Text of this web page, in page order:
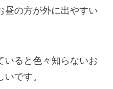
昼の方が外に出やすい
いると色々知らないお
です。